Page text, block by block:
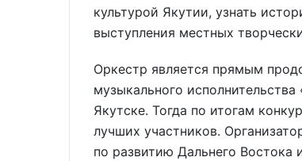
культурой Якутии, узнать
выступления местных
Оркестр является прямым
музыкального
Якутске. Тогда по итогам
лучших участников.
по развитию Дальнего